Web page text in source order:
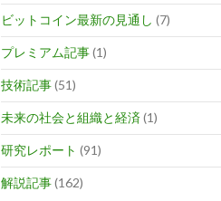
ビットコイン最新の見通し (7)
プレミアム記事(1)
技術記事(51)
未来の社会と組織と経済(1)
研究レポート (91)
解説記事(162)